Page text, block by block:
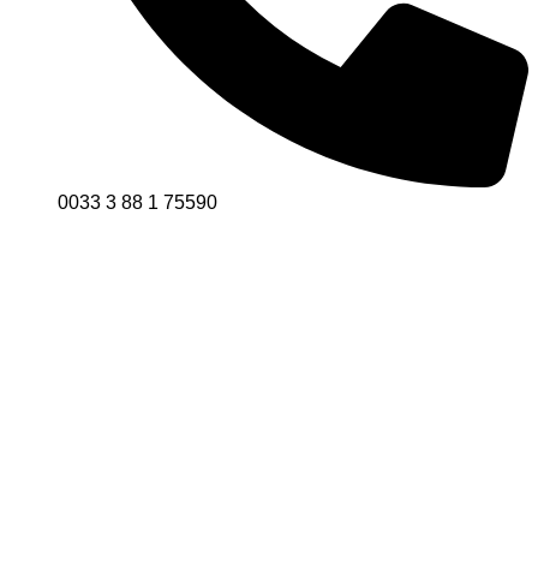
0033 3 88 1 75590